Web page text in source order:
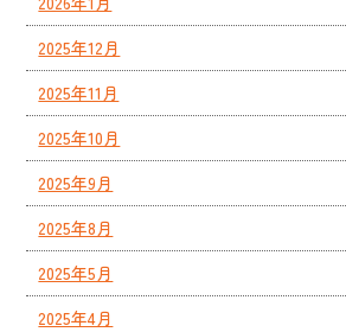
2025年12月
2025年11月
2025年10月
2025年9月
2025年8月
2025年5月
2025年4月